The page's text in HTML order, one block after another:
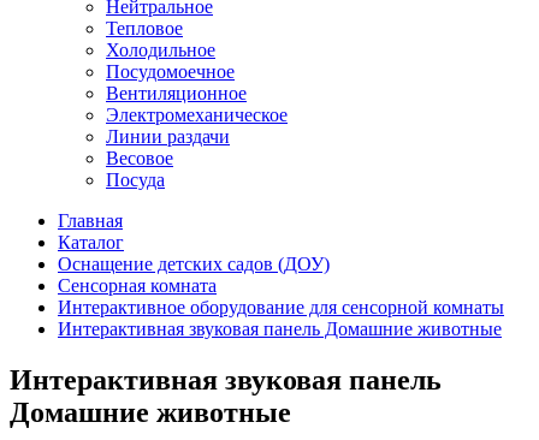
Нейтральное
Тепловое
Холодильное
Посудомоечное
Вентиляционное
Электромеханическое
Линии раздачи
Весовое
Посуда
Главная
Каталог
Оснащение детских садов (ДОУ)
Сенсорная комната
Интерактивное оборудование для сенсорной комнаты
Интерактивная звуковая панель Домашние животные
Интерактивная звуковая панель
Домашние животные